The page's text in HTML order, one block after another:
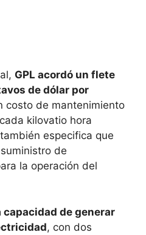
GPL acordó un flete
de dólar por
costo de mantenimiento
kilovatio hora
especifica que
de
la operación del
capacidad de generar
, con dos